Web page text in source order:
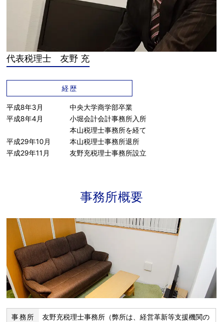
代表税理士 友野 充
経歴
平成8年3月
中央大学商学部卒業
平成8年4月
小堀会計会計事務所入所
本山税理士事務所を経て
平成29年10月
本山税理士事務所退所
平成29年11月
友野充税理士事務所設立
事務所概要
事務所
友野充税理士事務所（弊所は、経営革新等支援機関の